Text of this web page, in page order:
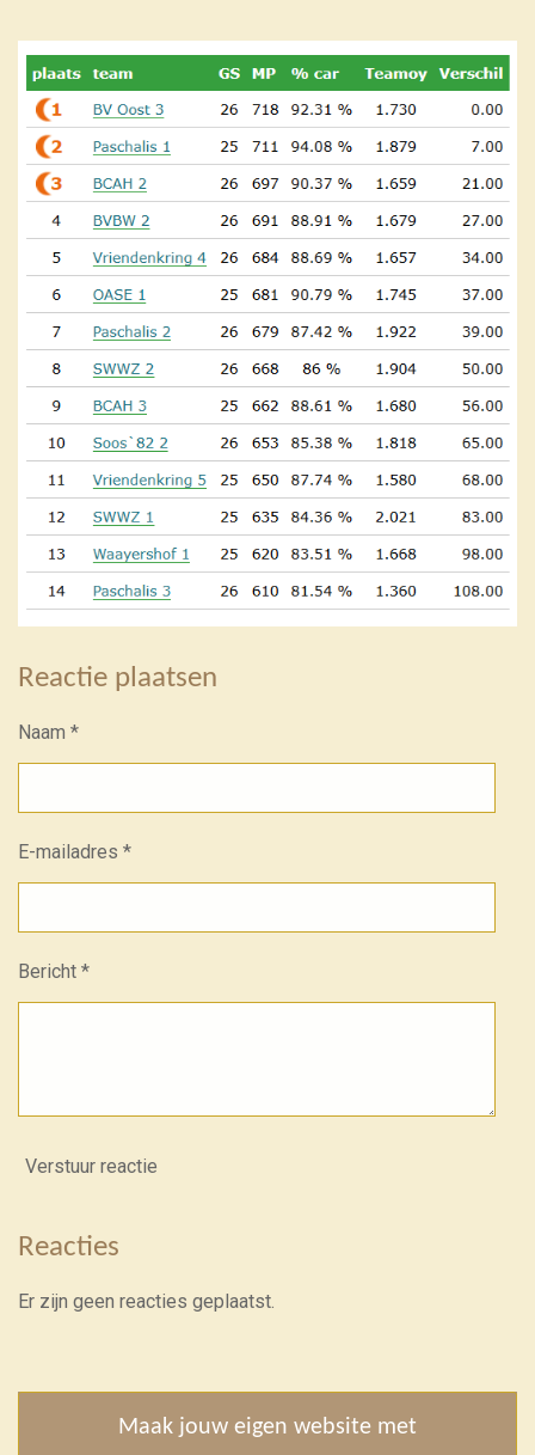
Reactie plaatsen
Naam *
E-mailadres *
Bericht *
Verstuur reactie
Reacties
Er zijn geen reacties geplaatst.
Maak jouw eigen website met